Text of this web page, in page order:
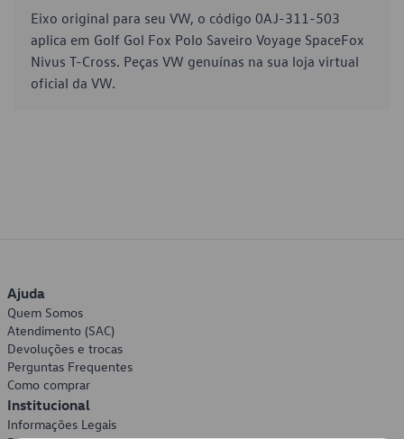
Eixo original para seu VW, o código 0AJ-311-503
aplica em Golf Gol Fox Polo Saveiro Voyage SpaceFox
Nivus T-Cross. Peças VW genuínas na sua loja virtual
oficial da VW.
Ajuda
Quem Somos
Atendimento (SAC)
Devoluções e trocas
Perguntas Frequentes
Como comprar
Institucional
Informações Legais